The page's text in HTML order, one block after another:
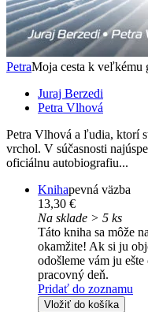
PetraMoja cesta k veľkému
Juraj Berzedi
Petra Vlhová
Petra Vlhová a ľudia, ktorí
vrchol. V súčasnosti
oficiálnu autobiografiu...
Knihapevná väzba
13,30 €
Na sklade > 5 ks
Táto kniha sa môže
okamžite! Ak si ju
odošleme vám ju
pracovný deň.
Pridať do zoznamu
Vložiť do košíka